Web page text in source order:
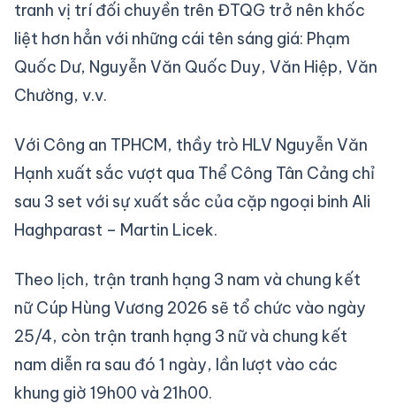
tranh vị trí đối chuyền trên ĐTQG trở nên khốc
liệt hơn hẳn với những cái tên sáng giá: Phạm
Quốc Dư, Nguyễn Văn Quốc Duy, Văn Hiệp, Văn
Chường, v.v.
Với Công an TPHCM, thầy trò HLV Nguyễn Văn
Hạnh xuất sắc vượt qua Thể Công Tân Cảng chỉ
sau 3 set với sự xuất sắc của cặp ngoại binh Ali
Haghparast – Martin Licek.
Theo lịch, trận tranh hạng 3 nam và chung kết
nữ Cúp Hùng Vương 2026 sẽ tổ chức vào ngày
25/4, còn trận tranh hạng 3 nữ và chung kết
nam diễn ra sau đó 1 ngày, lần lượt vào các
khung giờ 19h00 và 21h00.